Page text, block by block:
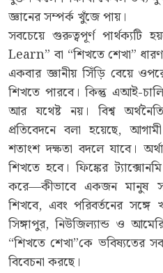
জ্ঞানের সম্পর্ক খুঁজে পায়।
সবচেয়ে গুরুত্বপূর্ণ
Learn” বা “শিখতে শেখা”
একবার জ্ঞানীয় সিঁড়ি বেয়ে
শিখতে পারবে। কিন্তু এআই-
আর যথেষ্ট নয়। বিশ্ব
প্রতিবেদনে বলা হয়েছে,
শতাংশ দক্ষতা বদলে যাবে।
শিখতে হবে। ফিঙ্কের
করে—কীভাবে একজন মানুষ
শিখবে, এবং পরিবর্তনের
সিঙ্গাপুর, নিউজিল্যান্ড ও
“শিখতে শেখা”কে ভবিষ্যতের
বিবেচনা করছে।